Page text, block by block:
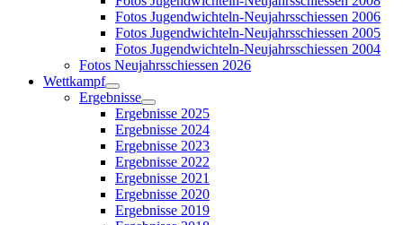
Fotos Jugendwichteln-Neujahrsschiessen 2006
Fotos Jugendwichteln-Neujahrsschiessen 2005
Fotos Jugendwichteln-Neujahrsschiessen 2004
Fotos Neujahrsschiessen 2026
Wettkampf
Ergebnisse
Ergebnisse 2025
Ergebnisse 2024
Ergebnisse 2023
Ergebnisse 2022
Ergebnisse 2021
Ergebnisse 2020
Ergebnisse 2019